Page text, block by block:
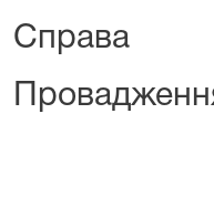
Справа